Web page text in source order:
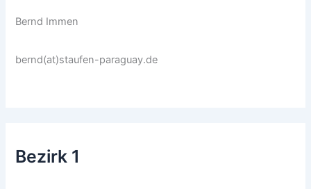
Bernd Immen
bernd(at)staufen-paraguay.de
Bezirk 1